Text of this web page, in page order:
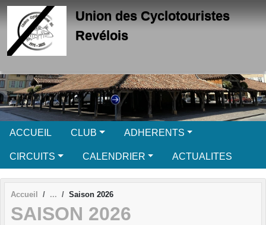
Union des Cyclotouristes
Revélois
ACCUEIL CLUB ADHERENTS
CIRCUITS CALENDRIER ACTUALITES
Accueil Saison 2026
SAISON 2026
Panneau de gestion des cookies